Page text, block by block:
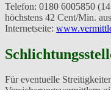
Telefon: 0180 6005850
höchstens 42 Cent/Min.
Internetseite:
Für eventuelle